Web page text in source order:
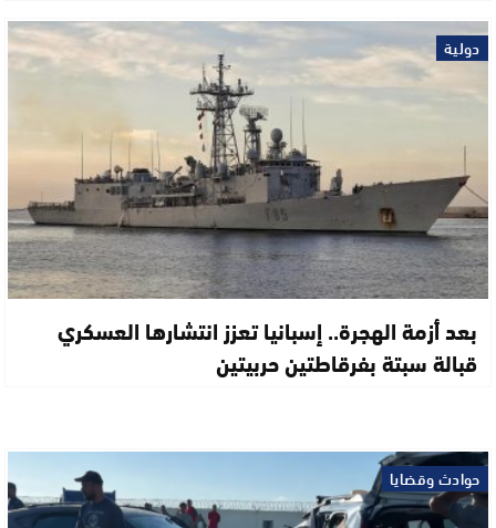
دولية
بعد أزمة الهجرة.. إسبانيا تعزز انتشارها العسكري
قبالة سبتة بفرقاطتين حربيتين
حوادث وقضايا